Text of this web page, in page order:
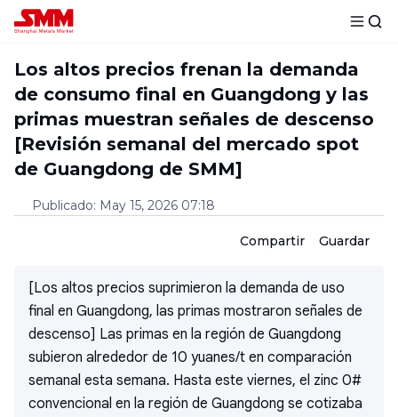
Los altos precios frenan la demanda
de consumo final en Guangdong y las
primas muestran señales de descenso
[Revisión semanal del mercado spot
de Guangdong de SMM]
Publicado: May 15, 2026 07:18
Compartir Guardar
[Los altos precios suprimieron la demanda de uso
final en Guangdong, las primas mostraron señales de
descenso] Las primas en la región de Guangdong
subieron alrededor de 10 yuanes/t en comparación
semanal esta semana. Hasta este viernes, el zinc 0#
convencional en la región de Guangdong se cotizaba